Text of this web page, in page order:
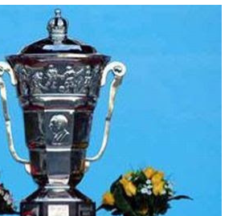
ont réussi à mener au score à la dernière
grâce à un but de Mourad
direct le CRA de son coté a
à l'OCK sur le score de 0 - 2. La
semaine a été réalisée par le Moghreb
hissé à la deuxième place après avoir
points sur la pelouse du complexe
aux FAR grâce à un but marqué par
à la 61e...